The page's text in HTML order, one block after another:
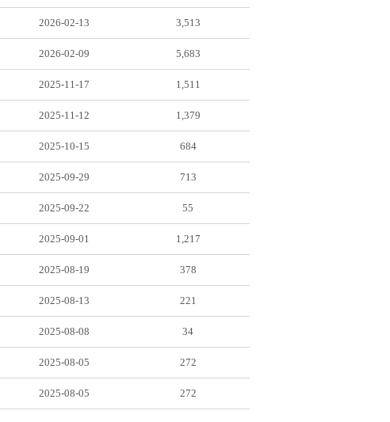
2026-02-13 3,513
2026-02-09 5,683
2025-11-17 1,511
2025-11-12 1,379
2025-10-15 684
2025-09-29 713
2025-09-22 55
2025-09-01 1,217
2025-08-19 378
2025-08-13 221
2025-08-08 34
2025-08-05 272
2025-08-05 272